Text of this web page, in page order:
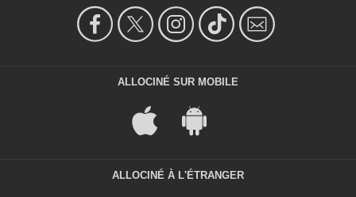
ALLOCINÉ SUR MOBILE
ALLOCINÉ À L'ÉTRANGER